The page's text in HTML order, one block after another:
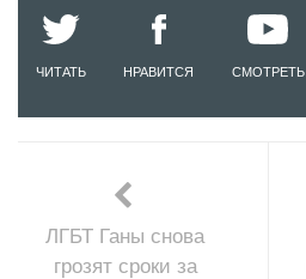
ЧИТАТЬ НРАВИТСЯ СМОТРЕТЬ
ЛГБТ Ганы снова
грозят сроки за